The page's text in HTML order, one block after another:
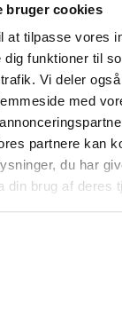
bruger cookies
at tilpasse vores
dig funktioner til
Vi deler
med
partnere kan
du har
din brug af deres
anbefaler dig
vælge. Valget
et CiPe:Care-
er din
godt
og
Eurogarant-